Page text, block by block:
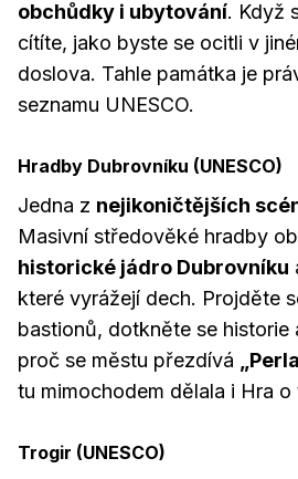
obchůdky i ubytování. Když
cítíte, jako byste se ocitli v
doslova. Tahle památka je
seznamu UNESCO.
Hradby Dubrovníku (UNESCO)
Jedna z nejikoničtějších
Masivní středověké hradby
historické jádro Dubrovníku
které vyrážejí dech. Projděte
bastionů, dotkněte se historie
proč se městu přezdívá
tu mimochodem dělala i Hra o
Trogir (UNESCO)